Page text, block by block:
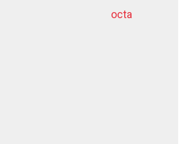
octa
dziļurbums